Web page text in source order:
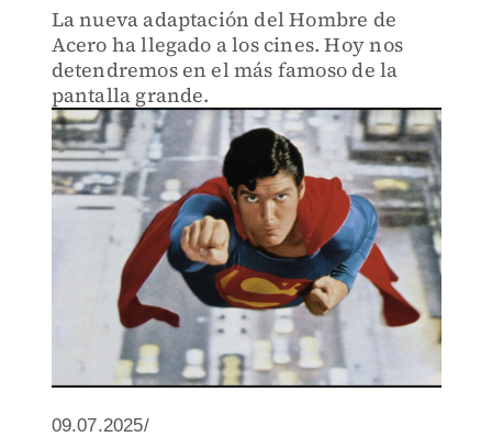
La nueva adaptación del Hombre de
Acero ha llegado a los cines. Hoy nos
detendremos en el más famoso de la
pantalla grande.
09.07.2025/